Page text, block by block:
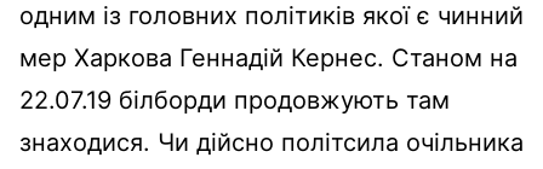
одним із головних політиків якої є чинний
мер Харкова Геннадій Кернес. Станом на
22.07.19 білборди продовжують там
знаходися. Чи дійсно політсила очільника